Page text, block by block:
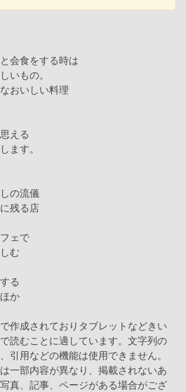
会食をする時は
いもの。
おいしい料理
える
ます。
の流儀
残る店
ェで
む
る
か
作成されておりタブレットなどきい
読むことに適しています。文字列の
引用などの機能は使用できません。
一部内容が異なり、掲載されないあ
真、記事、ページがある場合がござ